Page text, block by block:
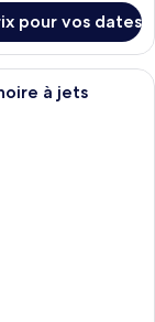
pour vos dates
d’hôtel moderne
à jets